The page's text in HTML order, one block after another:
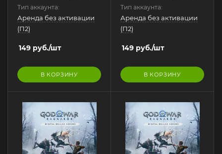
Тип аккаунта:
Аренда без активации
(П2)
149 руб./шт
В КОРЗИНУ
Тип аккаунта:
Аренда без активации
(П2)
149 руб./шт
В КОРЗИНУ